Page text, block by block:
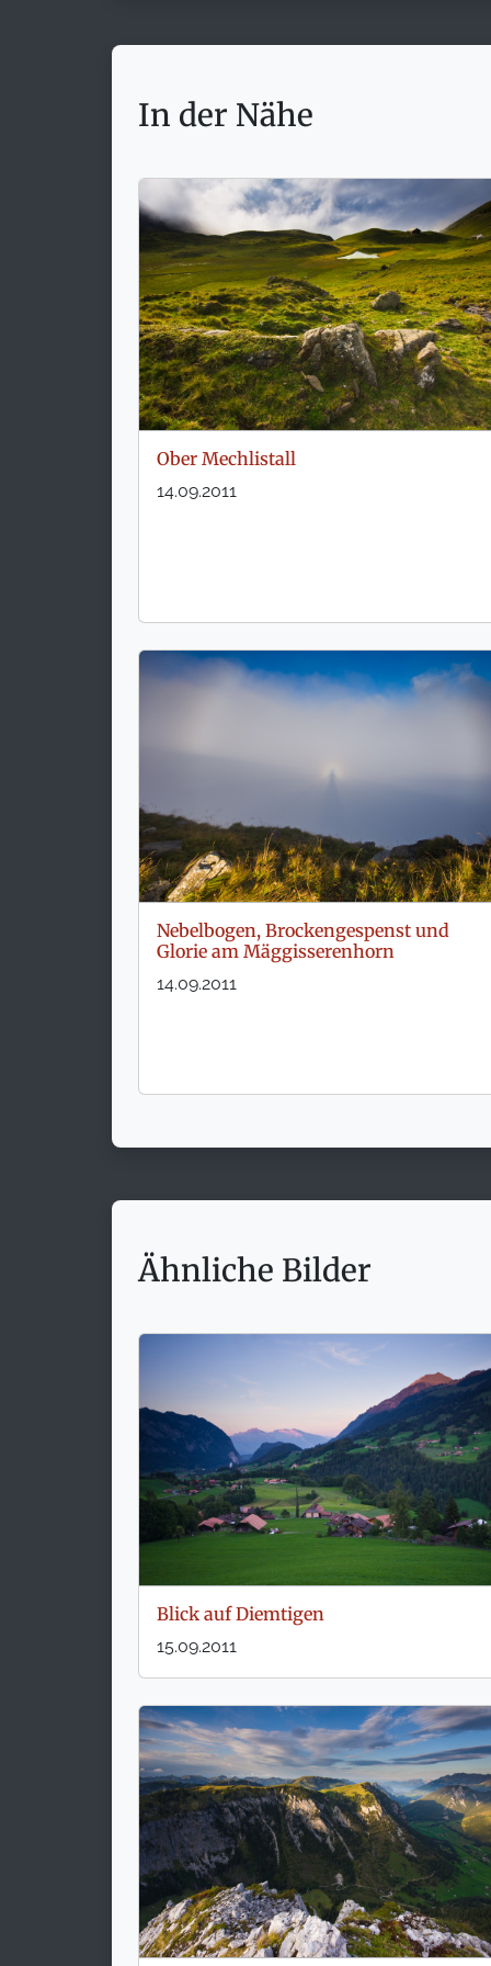
In der Nähe
Ober Mechlistall
14.09.2011
Nebelbogen, Brockengespenst und
Glorie am Mäggisserenhorn
14.09.2011
Ähnliche Bilder
Blick auf Diemtigen
15.09.2011